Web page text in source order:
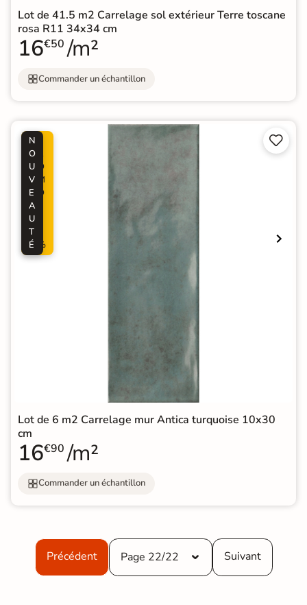
Lot de 41.5 m2 Carrelage sol extérieur Terre toscane
rosa R11 34x34 cm
16€50 /m²
Commander un échantillon
R
O
M
O
%
N
O
U
V
E
A
U
T
É


Lot de 6 m2 Carrelage mur Antica turquoise 10x30
cm
16€90 /m²
Commander un échantillon
Précédent Page 22/22 Suivant